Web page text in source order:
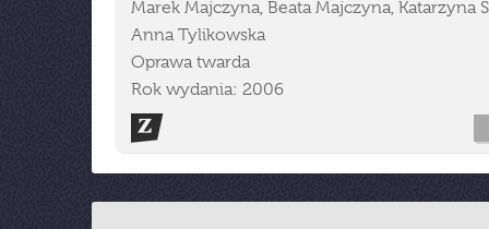
Marek Majczyna, Beata Majczyna, Katarzyna
Anna Tylikowska
Oprawa twarda
Rok wydania: 2006